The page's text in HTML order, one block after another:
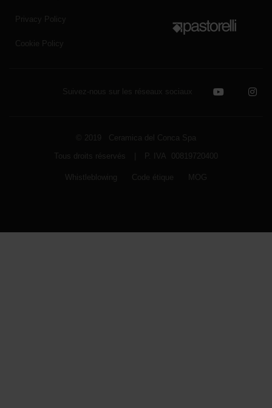
Privacy Policy
Cookie Policy
Suivez-nous sur les réseaux sociaux
© 2019 Ceramica del Conca Spa
Tous droits réservés
P. IVA 00819720400
Whistleblowing Code étique MOG